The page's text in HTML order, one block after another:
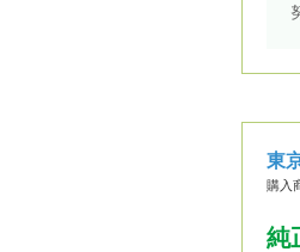
東
購入
純